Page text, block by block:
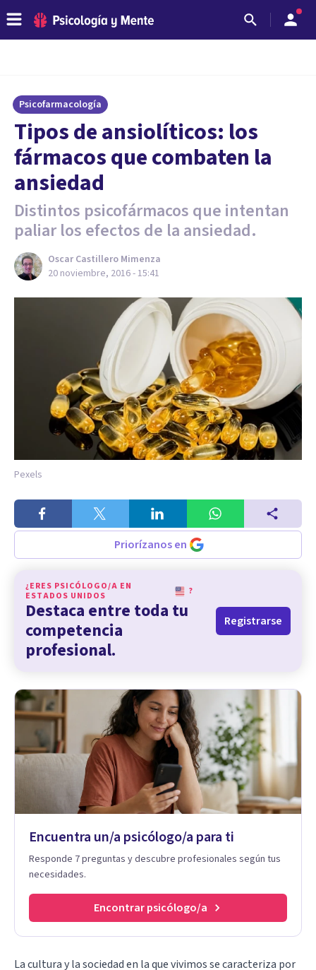
Psicofarmacología
​Tipos de ansiolíticos: los
fármacos que combaten la
ansiedad
Distintos psicofármacos que intentan
paliar los efectos de la ansiedad.
Oscar Castillero Mimenza
20 noviembre, 2016 - 15:41
Pexels
Priorízanos en
¿ERES PSICÓLOGO/A EN
ESTADOS UNIDOS
?
Destaca entre toda tu
competencia
profesional.
Registrarse
Encuentra un/a psicólogo/a para ti
Responde 7 preguntas y descubre profesionales según tus
necesidades.
Encontrar psicólogo/a
La cultura y la sociedad en la que vivimos se caracteriza por